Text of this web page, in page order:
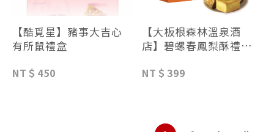
【酷覓星】豬事大吉心
有所鼠禮盒
NT＄450
【大板根森林溫泉酒
店】碧螺春鳳梨酥禮盒
NT＄399